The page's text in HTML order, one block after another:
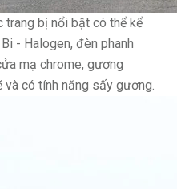
trang bị nổi bật có thể kể
- Halogen, đèn phanh
mạ chrome, gương
có tính năng sấy gương.